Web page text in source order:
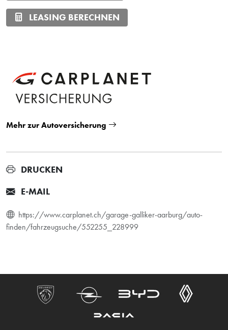
LEASING BERECHNEN
Mehr zur Autoversicherung
DRUCKEN
E-MAIL
https://www.carplanet.ch/garage-galliker-aarburg/auto-
finden/fahrzeugsuche/552255_228999